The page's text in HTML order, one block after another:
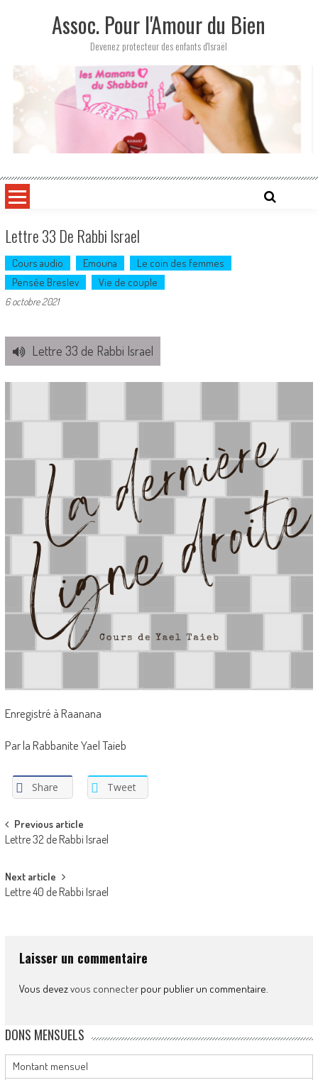
Assoc. Pour l'Amour du Bien
Devenez protecteur des enfants d'Israël
Lettre 33 De Rabbi Israel
Cours audio Emouna
Le coin des femmes
Pensée Breslev
Vie de couple
6 octobre 2021
Lettre 33 de Rabbi Israel
Enregistré à Raanana
Par la Rabbanite Yael Taieb
Share Tweet
Post
navigation
Previous article
Lettre 32 de Rabbi Israel
Next article
Lettre 40 de Rabbi Israel
Laisser un commentaire
Vous devezvous connecterpour publier un commentaire.
DONS MENSUELS
Montant mensuel